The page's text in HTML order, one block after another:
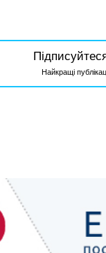
Найкращі